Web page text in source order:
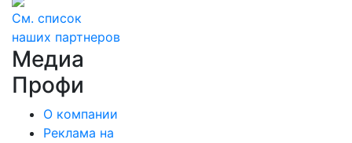
См. список
наших партнеров
Медиа
Профи
О компании
Реклама на